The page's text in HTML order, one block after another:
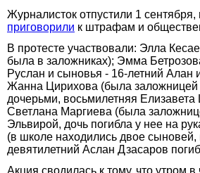
Журналисток отпустили 1 сентября,
приговорили к штрафам и
В протесте участвовали: Элла
была в заложниках); Эмма
Руслан и сыновья - 16-летний Алан
Жанна Цирихова (была заложницей
дочерьми, восьмилетняя Елизавета
Светлана Маргиева (была
Эльвирой, дочь погибла у нее на
(в школе находились двое сыновей,
девятилетний Аслан Дзасаров
Акция сводилась к тому, что утром